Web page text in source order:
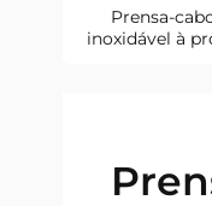
Prensa-
inoxidável à